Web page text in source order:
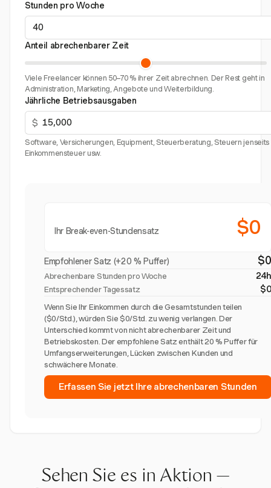
Stunden pro Woche
Anteil abrechenbarer Zeit
Viele Freelancer können 50–70 % ihrer Zeit abrechnen. Der Rest geht in
Administration, Marketing, Angebote und Weiterbildung.
Jährliche Betriebsausgaben
$
Software, Versicherungen, Equipment, Steuerberatung, Steuern
Einkommensteuer usw.
Ihr Break-even-Stundensatz $0
Empfohlener Satz (+20 % Puffer) $0
Abrechenbare Stunden pro Woche 24h
Entsprechender Tagessatz $0
Wenn Sie Ihr Einkommen durch die Gesamtstunden teilen
($0/Std.), würden Sie $0/Std. zu wenig verlangen. Der
Unterschied kommt von nicht abrechenbarer Zeit und
Betriebskosten. Der empfohlene Satz enthält 20 % Puffer für
Umfangserweiterungen, Lücken zwischen Kunden und
schwächere Monate.
Erfassen Sie jetzt Ihre abrechenbaren Stunden
Sehen Sie es in Aktion —